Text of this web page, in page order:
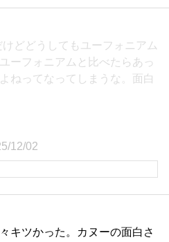
けどどうしてもユーフォニアム
ーフォニアムと比べたらあっ
ねってなってしまうな。面白
12/02
キツかった。カヌーの面白さ